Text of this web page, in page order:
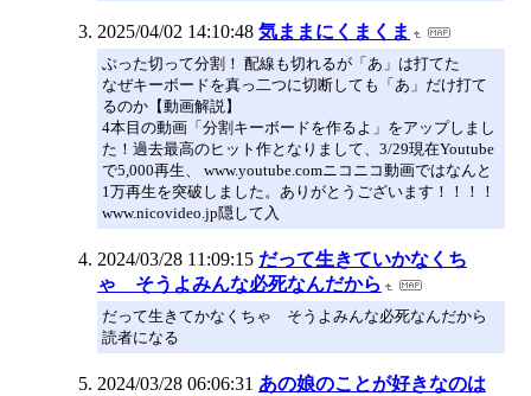
2025/04/02 14:10:48 気ままにくまくま
ぶった切って分割！ 配線も切れるが「あ」は打てた
なぜキーボードを真っ二つに切断しても「あ」だけ打て
るのか【動画解説】
4本目の動画「分割キーボードを作るよ」をアップしまし
た！過去最高のヒット作となりまして、3/29現在Youtube
で5,000再生、 www.youtube.comニコニコ動画ではなんと
1万再生を突破しました。ありがとうございます！！！！
www.nicovideo.jp隠して入
2024/03/28 11:09:15 だって生きていかなくち
ゃ そうよみんな必死なんだから
だって生きてかなくちゃ そうよみんな必死なんだから
読者になる
2024/03/28 06:06:31 あの娘のことが好きなのは